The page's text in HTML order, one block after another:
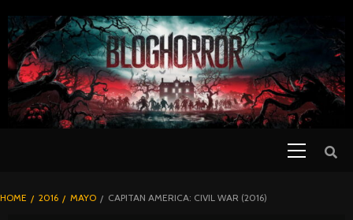
TO
CONTENT
BLOGHORROR
HOME 2016 MAYO CAPITAN AMERICA: CIVIL WAR (2016)